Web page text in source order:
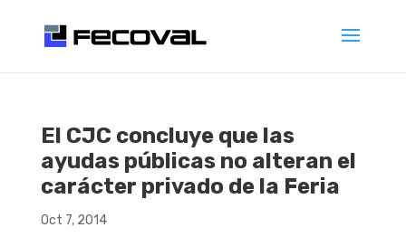
El CJC concluye que las
ayudas públicas no alteran el
carácter privado de la Feria
Oct 7, 2014